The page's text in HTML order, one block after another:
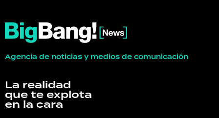
Agencia de noticias y medios de comunicación
La realidad
que te explota
en la cara